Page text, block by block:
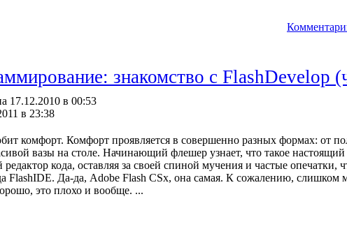
знакомство с FlashDevelop
17.12.2010 в 00:53
в 23:38
комфорт. Комфорт проявляется в совершенно разных формах: от
вазы на столе. Начинающий флешер узнает, что такое настоящий
кода, оставляя за своей спиной мучения и частые опечатки,
FlashIDE. Да-да, Adobe Flash CSx, она самая. К сожалению, слишком
это плохо и вообще. ...